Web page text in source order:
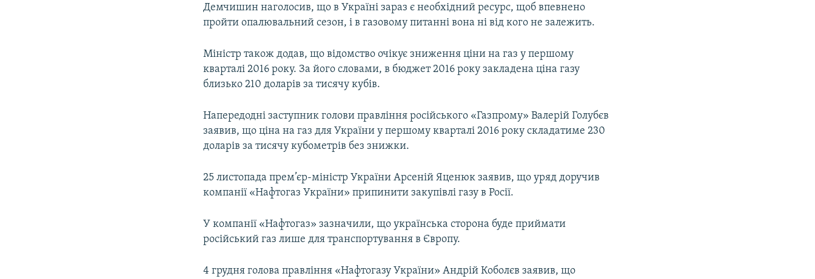
Демчишин наголосив, що в Україні зараз є необхідний ресурс, щоб впевнено
пройти опалювальний сезон, і в газовому питанні вона ні від кого не залежить.
Міністр також додав, що відомство очікує зниження ціни на газ у першому
кварталі 2016 року. За його словами, в бюджет 2016 року закладена ціна газу
близько 210 доларів за тисячу кубів.
Напередодні заступник голови правління російського «Газпрому» Валерій Голубєв
заявив, що ціна на газ для України у першому кварталі 2016 року складатиме 230
доларів за тисячу кубометрів без знижки.
25 листопада прем’єр-міністр України Арсеній Яценюк заявив, що уряд доручив
компанії «Нафтогаз України» припинити закупівлі газу в Росії.
У компанії «Нафтогаз» зазначили, що українська сторона буде приймати
російський газ лише для транспортування в Європу.
4 грудня голова правління «Нафтогазу України» Андрій Коболєв заявив, що